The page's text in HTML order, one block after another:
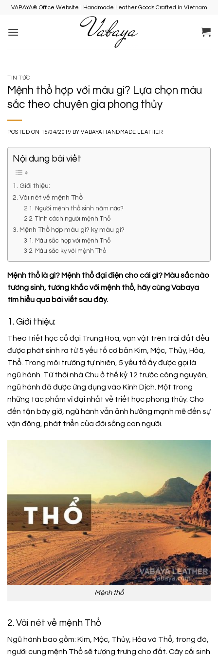
Skip
content
VABAYA® Office Website | Handmade Leather Goods Crafted in Vietnam
TIN TỨC
Mệnh thổ hợp với màu gì? Lựa chọn màu
sắc theo chuyên gia phong thủy
POSTED ON 15/04/2019 BYVABAYA HANDMADE LEATHER
Nội dung bài viết
1. Giới thiệu:
2. Vài nét về mệnh Thổ
2.1. Người mệnh thổ sinh năm nào?
2.2. Tính cách người mệnh Thổ
3. Mệnh Thổ hợp màu gì? kỵ màu gì?
3.1. Màu sắc hợp với mệnh Thổ
3.2. Màu sắc kỵ với mệnh Thổ
Mệnh thổ là gì? Mệnh thổ đại điện cho cái gì? Màu sắc nào
tương sinh, tương khắc với mệnh thổ, hãy cùng Vabaya
tìm hiểu qua bài viết sau đây.
1. Giới thiệu:
Theo triết học cổ đại Trung Hoa, vạn vật trên trái đất đều
được phát sinh ra từ 5 yếu tố cơ bản Kim, Mộc, Thủy, Hỏa,
Thổ. Trong môi trường tự nhiên, 5 yếu tố ấy được gọi là
ngũ hành. Từ thời nhà Chu ở thế kỷ 12 trước công nguyên,
ngũ hành đã được ứng dụng vào Kinh Dịch. Một trong
những tác phẩm vĩ đại nhất về triết học phong thủy. Cho
đến tận bây giờ, ngũ hành vẫn ảnh hưởng mạnh mẽ đến sự
vận động, phát triển của đời sống con người.
Mệnh thổ
2. Vài nét về mệnh Thổ
Ngũ hành bao gồm: Kim, Mộc, Thủy, Hỏa và Thổ, trong đó,
người cung mệnh Thổ sẽ tượng trưng cho đất. Cây cối sinh